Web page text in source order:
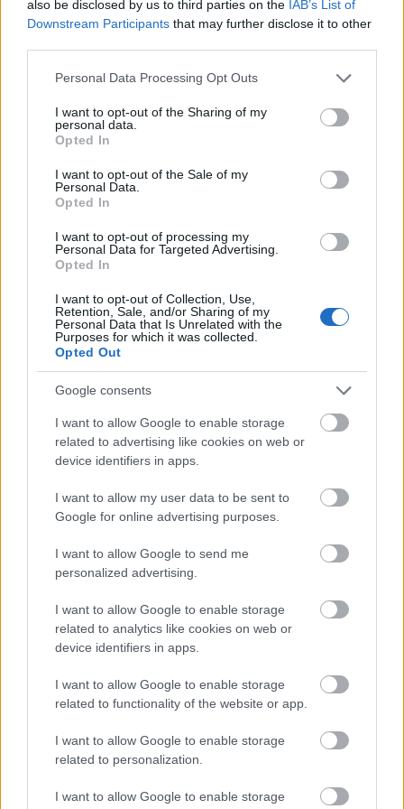
also be disclosed by us to third parties on the IAB’s List of
Downstream Participants that may further disclose it to other
Please note that this website/app uses one or more Google
not limited to your visit or usage behaviour. You may click to
grant or deny consent to Google and its third-party tags to
use your data for below specified purposes in below Google
consent section.
Personal Data Processing Opt Outs
I want to opt-out of the Sharing of my
personal data.
Opted In
I want to opt-out of the Sale of my
Personal Data.
Opted In
I want to opt-out of processing my
Personal Data for Targeted Advertising.
Opted In
I want to opt-out of Collection, Use,
Retention, Sale, and/or Sharing of my
Personal Data that Is Unrelated with the
Purposes for which it was collected.
Opted Out
Google consents
I want to allow Google to enable storage
related to advertising like cookies on web or
device identifiers in apps.
I want to allow my user data to be sent to
Google for online advertising purposes.
I want to allow Google to send me
personalized advertising.
I want to allow Google to enable storage
related to analytics like cookies on web or
device identifiers in apps.
I want to allow Google to enable storage
related to functionality of the website or app.
I want to allow Google to enable storage
related to personalization.
I want to allow Google to enable storage
nagy érdeklődéssel fogadták. A siker alapvető
okának azt találták, hogy cikkeikben pontosan
ismertették azokat a kérdéseket, teszteket, amik
eredményeire következtetéseiket alapozták — így ki-
élményéhez, hogy „nahát, ezt én is pont így
gondoltam” — vagy ellenkezőleg, akár feladatonként
változó módon. Közreadok hát itt néhány ilyen
kérdést. Aki szeretné megtudni a tutit, írja meg
nekem saját megfejtéseit a
pasteurperc@gmail.com
levélcímemre, én meg majd megírom a hivatalos
válaszokat.
Ha elég sokan írtok, folytatom.
Természetesen mindenkiben él a késztetés, hogy
puskázzon (na, csak egy kicsit), de erre az esetre
álljanak itt Zsoldos Péter halhatatlan melléxereplője,
Avatella szavai:"Annak a győzelme becstelen, és a
lantosok gyalázkodó énekeket zengenek róla végig a
Vegyük először egy ún. távoli asszociációs teszt
(remote association test)három kérdését!
nagybetűvel). Tudtok-e olyan szót mondani, ami
mindhárommal összefügg? A szintidő elvileg egy-
egy perc, de a mi játékunkban ki-ki annyit
gondolkodik rajta, amannyit csak akar: mindössze
azt kérem, hogy a megfejtésként beküldött szó mögé
írjátok oda azt is, hány perc munkával szültétek
TEHÉN SVÁJCI TORTA